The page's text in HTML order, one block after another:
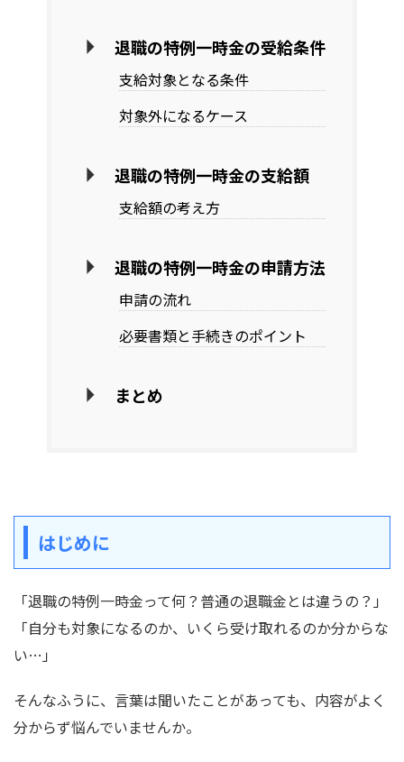
退職の特例一時金の受給条件
支給対象となる条件
対象外になるケース
退職の特例一時金の支給額
支給額の考え方
退職の特例一時金の申請方法
申請の流れ
必要書類と手続きのポイント
まとめ
はじめに
「退職の特例一時金って何？普通の退職金とは違うの？」
「自分も対象になるのか、いくら受け取れるのか分からな
い…」
そんなふうに、言葉は聞いたことがあっても、内容がよく
分からず悩んでいませんか。